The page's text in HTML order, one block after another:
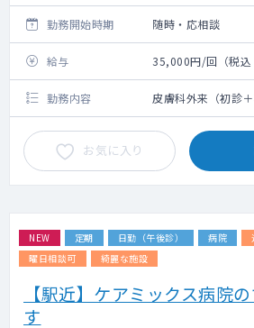
勤務開始時期 随時・応相談
給与 35,000円/回（税込
勤務内容 皮膚科外来（初診＋
お気に入り
NEW 定期 日勤（午後診） 病院
曜日相談可
綺麗な施設
【駅近】ケアミックス病院
す